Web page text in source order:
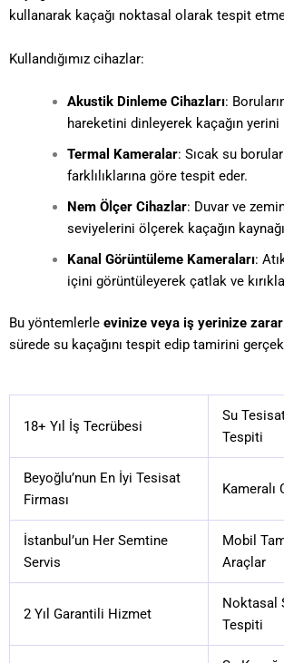
kullanarak kaçağı noktasal olarak tespit
Kullandığımız cihazlar:
Akustik Dinleme Cihazları:
hareketini dinleyerek kaçağın yerini
Termal Kameralar: Sıcak su
farklılıklarına göre tespit eder.
Nem Ölçer Cihazlar: Duvar ve
seviyelerini ölçerek kaçağın
Kanal Görüntüleme Kameraları:
içini görüntüleyerek çatlak ve
Bu yöntemlerle evinize veya iş yerinize
sürede su kaçağını tespit edip tamirini
18+ Yıl İş Tecrübesi
Su
Tespiti
Beyoğlu’nun En İyi Tesisat
Firması
Kameralı
İstanbul’un Her Semtine
Servis
Mobil
Araçlar
2 Yıl Garantili Hizmet
Noktasal
Tespiti